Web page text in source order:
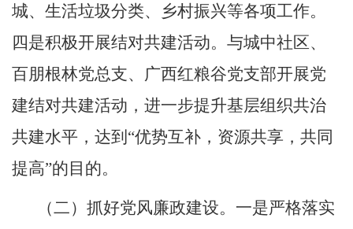
城、生活垃圾分类、乡村振兴等各项工作。
四是积极开展结对共建活动。与城中社区、
百朋根林党总支、广西红粮谷党支部开展党
建结对共建活动，进一步提升基层组织共治
共建水平，达到 “优势互补，资源共享，共同
提高”的目的。
（二）抓好党风廉政建设。 一是严格落实